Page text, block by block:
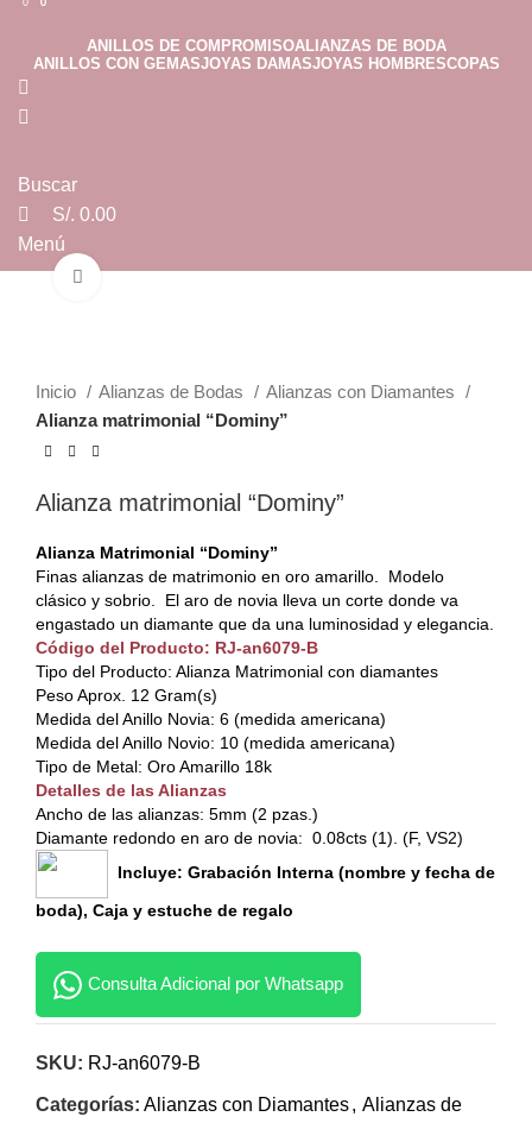
ANILLOS DE COMPROMISOALIANZAS DE BODA
ANILLOS CON GEMASJOYAS DAMASJOYAS HOMBRESCOPAS
Buscar
0
S/. 0.00
Menú
0
Clic para ampliar
Inicio Alianzas de Bodas
Alianzas con Diamantes
Alianza matrimonial “Dominy”
Alianza matrimonial “Dominy”
Alianza Matrimonial “Dominy”
Finas alianzas de matrimonio en oro amarillo. Modelo
clásico y sobrio. El aro de novia lleva un corte donde va
engastado un diamante que da una luminosidad y elegancia.
Código del Producto: RJ-an6079-B
Tipo del Producto: Alianza Matrimonial con diamantes
Peso Aprox. 12 Gram(s)
Medida del Anillo Novia: 6 (medida americana)
Medida del Anillo Novio: 10 (medida americana)
Tipo de Metal: Oro Amarillo 18k
Detalles de las Alianzas
Ancho de las alianzas: 5mm (2 pzas.)
Diamante redondo en aro de novia: 0.08cts (1). (F, VS2)
Incluye: Grabación Interna (nombre y fecha de
boda), Caja y estuche de regalo
Consulta Adicional por Whatsapp
SKU: RJ-an6079-B
Categorías: Alianzas con Diamantes, Alianzas de
0